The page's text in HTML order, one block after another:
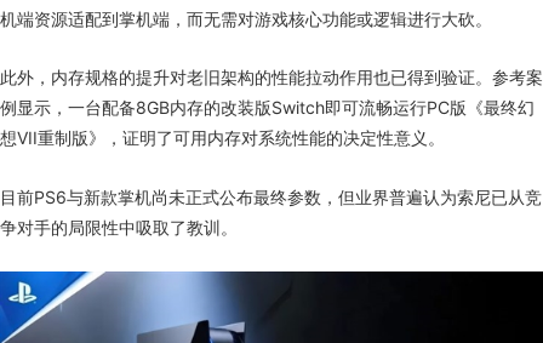
机端资源适配到掌机端，而无需对游戏核心功能或逻辑进行大砍。
此外，内存规格的提升对老旧架构的性能拉动作用也已得到验证。参考案
例显示，一台配备8GB内存的改装版Switch即可流畅运行PC版《最终幻
想VII重制版》，证明了可用内存对系统性能的决定性意义。
目前PS6与新款掌机尚未正式公布最终参数，但业界普遍认为索尼已从竞
争对手的局限性中吸取了教训。